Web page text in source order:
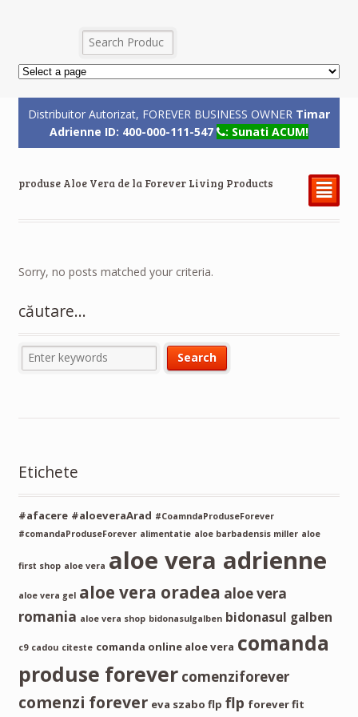
Distribuitor Autorizat, FOREVER BUSINESS OWNER Timar
Adrienne ID: 400-000-111-547
: Sunati ACUM!
produse Aloe Vera de la Forever Living Products ²
Sorry, no posts matched your criteria.
căutare…
Etichete
#afacere #aloeveraArad #CoamndaProduseForever
#comandaProduseForever alimentatie aloe barbadensis miller aloe
first shop aloe vera aloe vera adrienne
aloe vera gel aloe vera oradea aloe vera
romania aloe vera shop bidonasulgalben bidonasul galben
c9 cadou citeste comanda online aloe vera comanda
produse forever comenziforever
comenzi forever eva szabo flp flp forever fit